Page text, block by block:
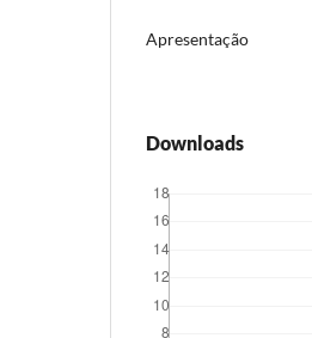
Apresentação
Downloads